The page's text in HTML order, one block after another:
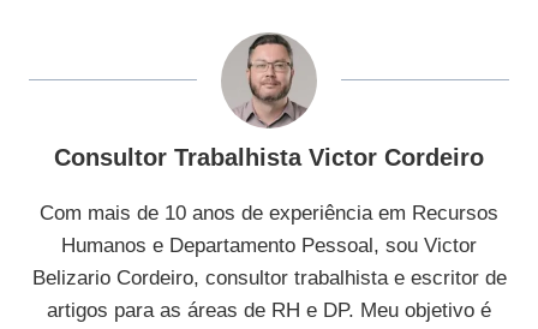
Consultor Trabalhista Victor Cordeiro
Com mais de 10 anos de experiência em Recursos
Humanos e Departamento Pessoal, sou Victor
Belizario Cordeiro, consultor trabalhista e escritor de
artigos para as áreas de RH e DP. Meu objetivo é